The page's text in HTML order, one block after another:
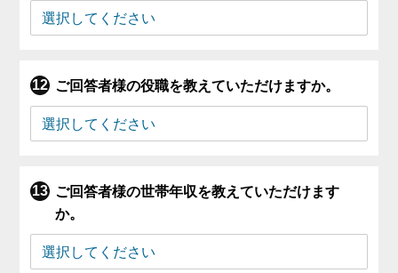
ご回答者様の役職を教えていただけますか。
ご回答者様の世帯年収を教えていただけます
か。